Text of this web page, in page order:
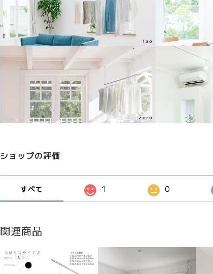
ショップの評価
すべて 1 0
関連商品